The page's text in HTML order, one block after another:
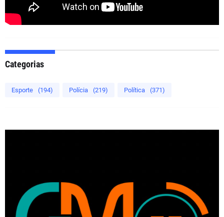
Categorias
Esporte (194) Polícia (219) Política (371)